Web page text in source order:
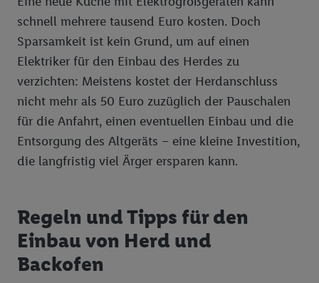
schnell mehrere tausend Euro kosten. Doch
Sparsamkeit ist kein Grund, um auf einen
Elektriker für den Einbau des Herdes zu
verzichten: Meistens kostet der Herdanschluss
nicht mehr als 50 Euro zuzüglich der Pauschalen
für die Anfahrt, einen eventuellen Einbau und die
Entsorgung des Altgeräts – eine kleine Investition,
die langfristig viel Ärger ersparen kann.
Regeln und Tipps für den
Einbau von Herd und
Backofen